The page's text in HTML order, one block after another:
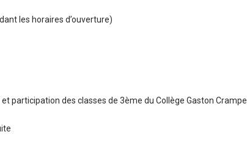
les horaires d’ouverture)
participation des classes de 3ème du Collège Gaston Crampe